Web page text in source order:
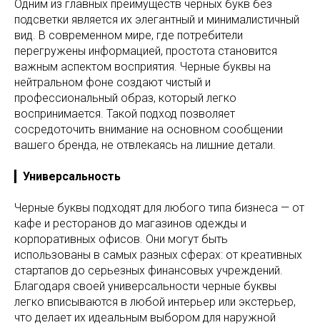
Одним из главных преимуществ черных букв без
подсветки является их элегантный и минималистичный
вид. В современном мире, где потребители
перегружены информацией, простота становится
важным аспектом восприятия. Черные буквы на
нейтральном фоне создают чистый и
профессиональный образ, который легко
воспринимается. Такой подход позволяет
сосредоточить внимание на основном сообщении
вашего бренда, не отвлекаясь на лишние детали.
Универсальность
Черные буквы подходят для любого типа бизнеса — от
кафе и ресторанов до магазинов одежды и
корпоративных офисов. Они могут быть
использованы в самых разных сферах: от креативных
стартапов до серьезных финансовых учреждений.
Благодаря своей универсальности черные буквы
легко вписываются в любой интерьер или экстерьер,
что делает их идеальным выбором для наружной